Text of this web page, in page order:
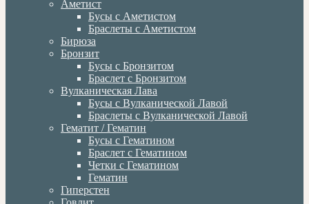
Аметист
Бусы с Аметистом
Браслеты с Аметистом
Бирюза
Бронзит
Бусы с Бронзитом
Браслет с Бронзитом
Вулканическая Лава
Бусы с Вулканической Лавой
Браслеты с Вулканической Лавой
Гематит / Гематин
Бусы с Гематином
Браслет с Гематином
Четки с Гематином
Гематин
Гиперстен